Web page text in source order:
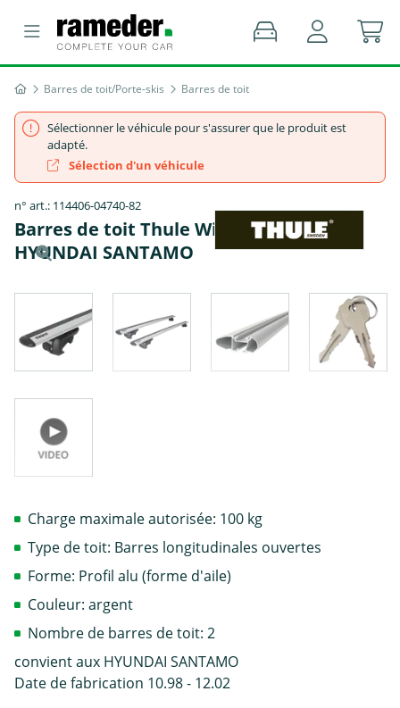
Barres de toit/Porte-skis Barres de toit
Sélectionner le véhicule pour s'assurer que le produit est
adapté.
Sélection d'un véhicule
n° art.: 114406-04740-82
Barres de toit Thule WingBar EVO -
HYUNDAI SANTAMO
Charge maximale autorisée: 100 kg
Type de toit: Barres longitudinales ouvertes
Forme: Profil alu (forme d'aile)
Couleur: argent
Nombre de barres de toit: 2
convient aux HYUNDAI SANTAMO
Date de fabrication 10.98 - 12.02